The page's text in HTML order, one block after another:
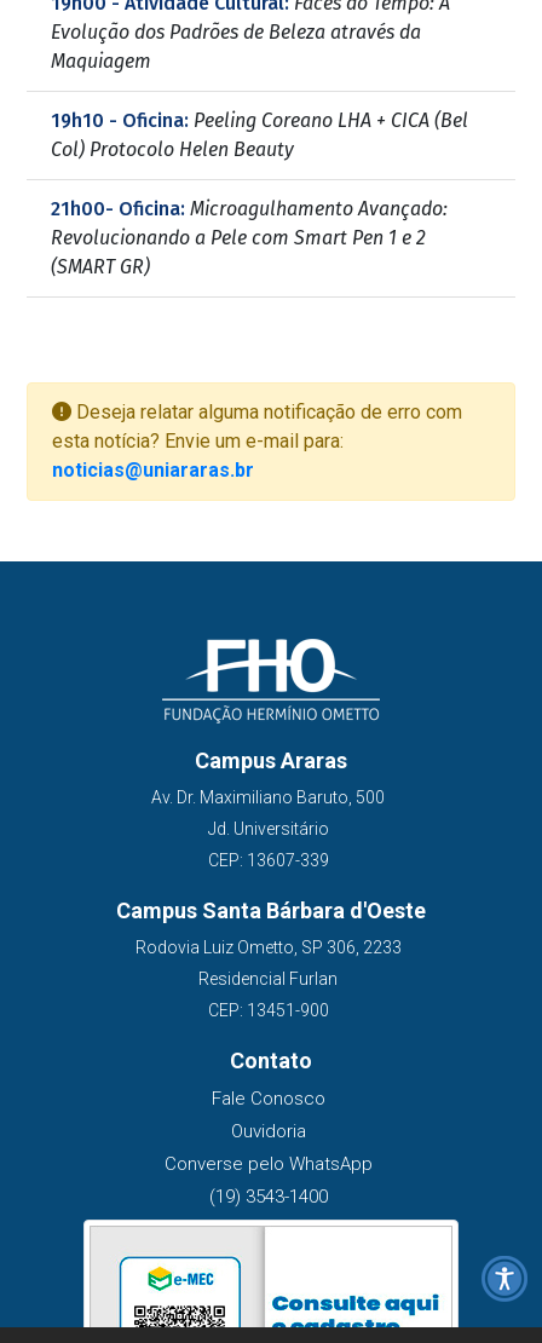
Evolução dos Padrões de Beleza através da
Maquiagem
19h10 - Oficina: Peeling Coreano LHA + CICA (Bel
Col) Protocolo Helen Beauty
21h00- Oficina:Microagulhamento Avançado:
Revolucionando a Pele com Smart Pen 1 e 2
(SMART GR)
Deseja relatar alguma notificação de erro com
esta notícia? Envie um e-mail para:
noticias@uniararas.br
Campus Araras
Av. Dr. Maximiliano Baruto, 500
Jd. Universitário
CEP: 13607-339
Campus Santa Bárbara d'Oeste
Rodovia Luiz Ometto, SP 306, 2233
Residencial Furlan
CEP: 13451-900
Contato
Fale Conosco
Ouvidoria
Converse pelo WhatsApp
(19) 3543-1400